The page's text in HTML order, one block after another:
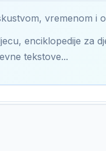
vremenom i
enciklopedije za
tekstove...